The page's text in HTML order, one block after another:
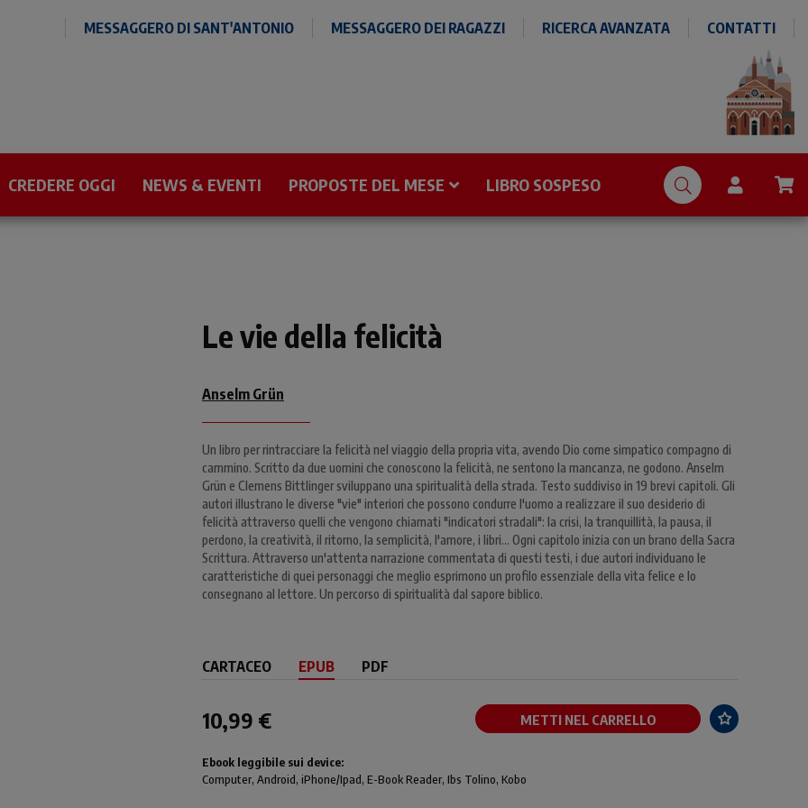
MESSAGGERO DI SANT'ANTONIO MESSAGGERO DEI RAGAZZI RICERCA AVANZATA CONTATTI
CREDERE OGGI NEWS & EVENTI PROPOSTE DEL MESE LIBRO SOSPESO
Le vie della felicità
Anselm Grün
Un libro per rintracciare la felicità nel viaggio della propria vita, avendo Dio come simpatico compagno di
cammino. Scritto da due uomini che conoscono la felicità, ne sentono la mancanza, ne godono. Anselm
Grün e Clemens Bittlinger sviluppano una spiritualità della strada. Testo suddiviso in 19 brevi capitoli. Gli
autori illustrano le diverse "vie" interiori che possono condurre l'uomo a realizzare il suo desiderio di
felicità attraverso quelli che vengono chiamati "indicatori stradali": la crisi, la tranquillità, la pausa, il
perdono, la creatività, il ritorno, la semplicità, l'amore, i libri... Ogni capitolo inizia con un brano della Sacra
Scrittura. Attraverso un'attenta narrazione commentata di questi testi, i due autori individuano le
caratteristiche di quei personaggi che meglio esprimono un profilo essenziale della vita felice e lo
consegnano al lettore. Un percorso di spiritualità dal sapore biblico.
CARTACEO EPUB PDF
10,99 € METTI NEL CARRELLO
Ebook leggibile sui device:
Computer, Android, iPhone/Ipad, E-Book Reader, Ibs Tolino, Kobo